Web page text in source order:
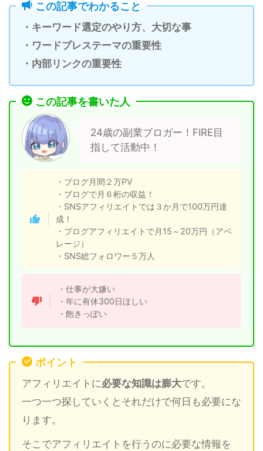
この記事でわかること
・キーワード選定のやり方、大切な事
・ワードプレステーマの重要性
・内部リンクの重要性
この記事を書いた人
24歳の副業ブロガー！FIRE目
指して活動中！
・ブログ月間２万PV
・ブログで月６桁の収益！
・SNSアフィリエイトでは３か月で100万円達
成！
・ブログアフィリエイトで月15～20万円（アベ
レージ）
・SNS総フォロワー５万人
・仕事が大嫌い
・年に有休300日ほしい
・飽きっぽい
ポイント
アフィリエイトに必要な知識は膨大です。
一つ一つ探していくとそれだけで何日も必要にな
ります。
そこでアフィリエイトを行うのに必要な情報を